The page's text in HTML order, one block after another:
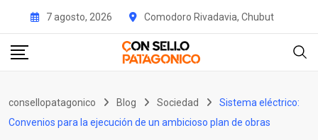
content
7 agosto, 2026 Comodoro Rivadavia, Chubut
consellopatagonico Blog Sociedad
Sistema eléctrico:
Convenios para la ejecución de un ambicioso plan de obras